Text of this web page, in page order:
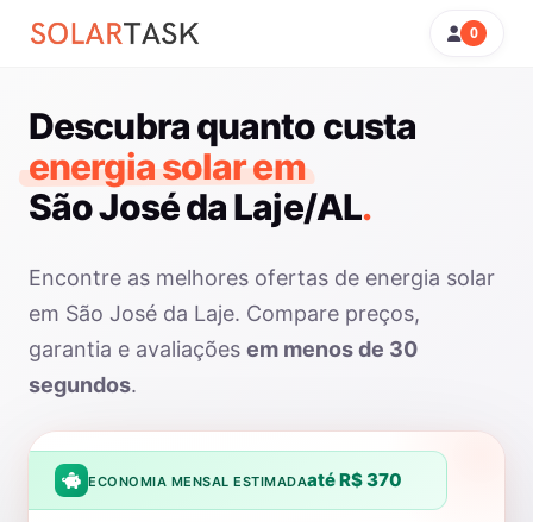
0
Descubra quanto custa
energia solar em
São José da Laje/AL.
Encontre as melhores ofertas de energia solar
em São José da Laje. Compare preços,
garantia e avaliações em menos de 30
segundos.
ECONOMIA MENSAL ESTIMADAaté R$ 370